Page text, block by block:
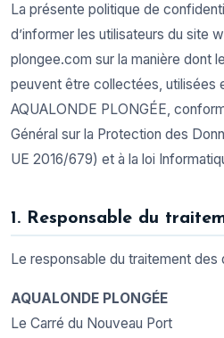
La présente politique de
d’informer les utilisateurs du site
plongee.com sur la manière dont
peuvent être collectées, utilisées
AQUALONDE PLONGÉE,
Général sur la Protection des
UE 2016/679) et à la loi
1. Responsable du
Le responsable du traitement des
AQUALONDE PLONGÉE
Le Carré du Nouveau Port